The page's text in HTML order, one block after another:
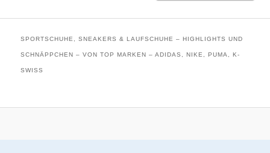
SPORTSCHUHE, SNEAKERS & LAUFSCHUHE – HIGHLIGHTS UND
SCHNÄPPCHEN – VON TOP MARKEN – ADIDAS, NIKE, PUMA, K-
SWISS